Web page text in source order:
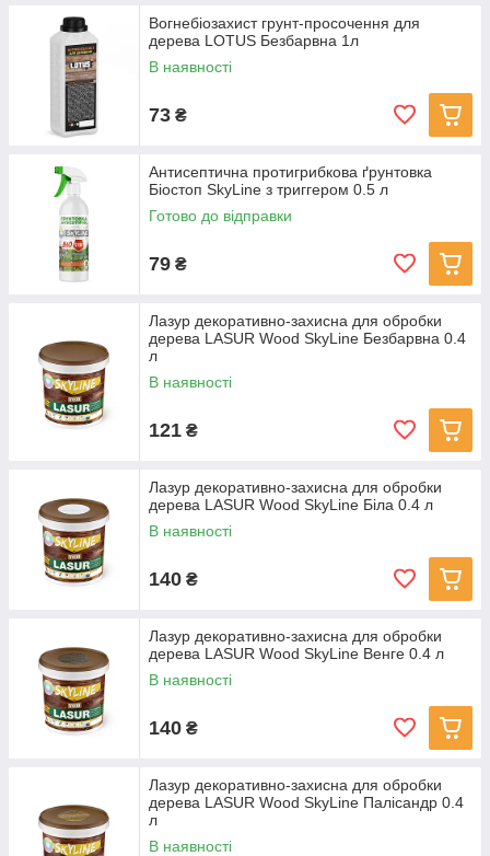
Вогнебіозахист грунт-просочення для
дерева LOTUS Безбарвна 1л
В наявності
73 ₴
Антисептична протигрибкова ґрунтовка
Біостоп SkyLine з триггером 0.5 л
Готово до відправки
79 ₴
Лазур декоративно-захисна для обробки
дерева LASUR Wood SkyLine Безбарвна 0.4
л
В наявності
121 ₴
Лазур декоративно-захисна для обробки
дерева LASUR Wood SkyLine Біла 0.4 л
В наявності
140 ₴
Лазур декоративно-захисна для обробки
дерева LASUR Wood SkyLine Венге 0.4 л
В наявності
140 ₴
Лазур декоративно-захисна для обробки
дерева LASUR Wood SkyLine Палісандр 0.4
л
В наявності